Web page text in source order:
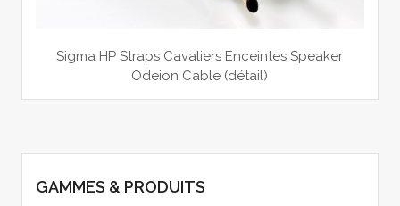
Sigma HP Straps Cavaliers Enceintes Speaker
Odeion Cable (détail)
GAMMES & PRODUITS